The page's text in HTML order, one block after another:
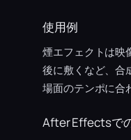
使用例
煙エフェクトは映
後に敷くなど、合
場面のテンポに合
After Effectsで